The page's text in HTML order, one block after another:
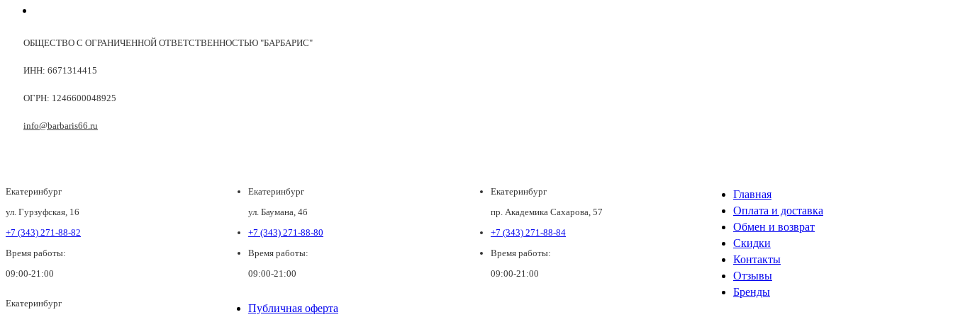
ОБЩЕСТВО С ОГРАНИЧЕННОЙ ОТВЕТСТВЕННОСТЬЮ "БАРБАРИС"
ИНН: 6671314415
ОГРН: 1246600048925
info@barbaris66.ru
Екатеринбург
ул. Гурзуфская, 16
+7 (343) 271-88-82
Время работы:
09:00-21:00
Екатеринбург
ул. Баумана, 4б
+7 (343) 271-88-80
Время работы:
09:00-21:00
Екатеринбург
пр. Академика Сахарова, 57
+7 (343) 271-88-84
Время работы:
09:00-21:00
Екатеринбург
Главная
Оплата и доставка
Обмен и возврат
Скидки
Контакты
Отзывы
Бренды
Публичная оферта